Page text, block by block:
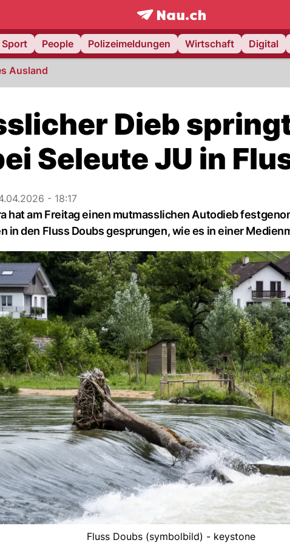
frontpage.NAU.ch
Sport People Polizeimeldungen Wirtschaft Digital
Ausland
Dieb
Seleute JU in
- 18:17
hat am Freitag einen mutmasslichen Autodieb
in den Fluss Doubs gesprungen, wie es in einer
Fluss Doubs (symbolbild) - keystone